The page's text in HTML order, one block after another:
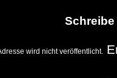
wird nicht veröffentlicht.